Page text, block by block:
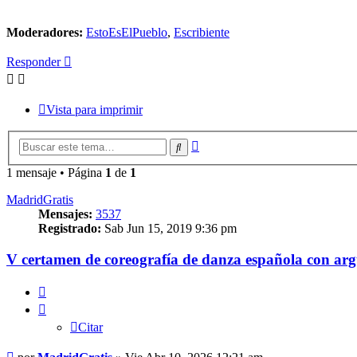
Moderadores: EstoEsElPueblo, Escribiente
Responder
Vista para imprimir
Buscar
1 mensaje • Página 1 de 1
MadridGratis
Mensajes: 3537
Registrado: Sab Jun 15, 2019 9:36 pm
V certamen de coreografía de danza española con
Citar